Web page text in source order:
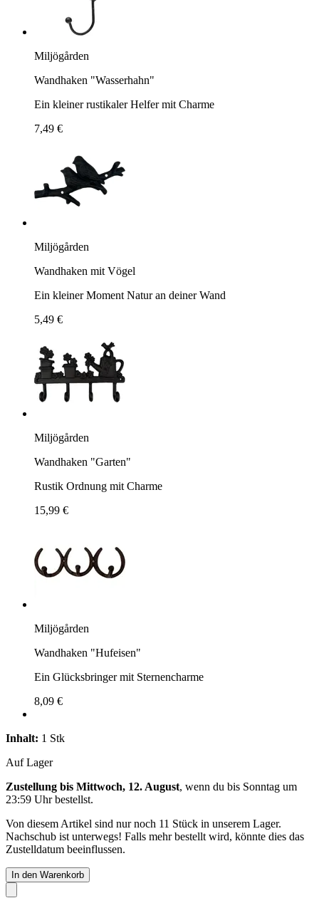
Miljögården
Wandhaken "Wasserhahn"
Ein kleiner rustikaler Helfer mit Charme
7,49 €
Miljögården
Wandhaken mit Vögel
Ein kleiner Moment Natur an deiner Wand
5,49 €
Miljögården
Wandhaken "Garten"
Rustik Ordnung mit Charme
15,99 €
Miljögården
Wandhaken "Hufeisen"
Ein Glücksbringer mit Sternencharme
8,09 €
Inhalt: 1 Stk
Auf Lager
Zustellung bis Mittwoch, 12. August, wenn du bis Sonntag um
23:59 Uhrbestellst.
Von diesem Artikel sind nur noch 11 Stück in unserem Lager.
Nachschub ist unterwegs! Falls mehr bestellt wird, könnte dies das
Zustelldatum beeinflussen.
In den Warenkorb